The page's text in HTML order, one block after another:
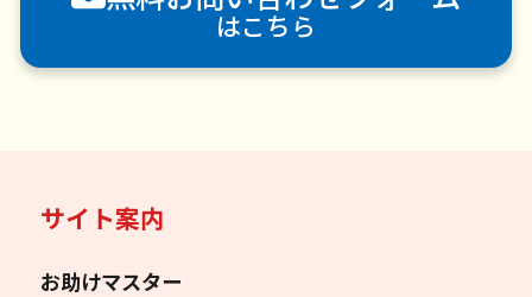
はこちら
サイト案内
お助けマスター